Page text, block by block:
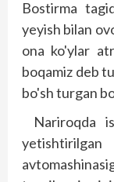
Bostirma
yeyish bilan
ona ko'ylar
boqamiz deb
bo'sh turgan
Nariroqda